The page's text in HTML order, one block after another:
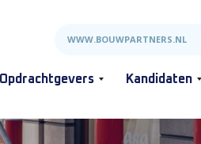
WWW.BOUWPARTNERS.NL
Opdrachtgevers Kandidaten